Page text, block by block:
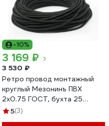
-10%
3 169 ₽
3 530 ₽
Ретро провод монтажный
круглый Мезонинъ ПВХ
2х0.75 ГОСТ, бухта 25
метров, ЧЕРНЫЙ GE70160-
5(3)